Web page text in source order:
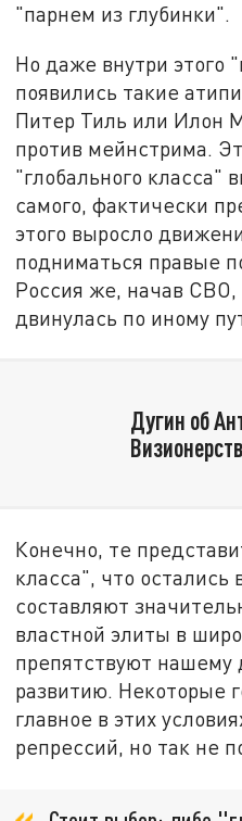
"парнем из глубинки".
Но даже внутри этого
появились такие
Питер Тиль или Илон
против мейнстрима.
"глобального класса"
самого, фактически
этого выросло
подниматься правые
Россия же, начав СВО,
двинулась по иному
Дугин об
Конечно, те
класса", что остались
составляют
властной элиты в
препятствуют
развитию. Некоторые
главное в этих
репрессий, но так не